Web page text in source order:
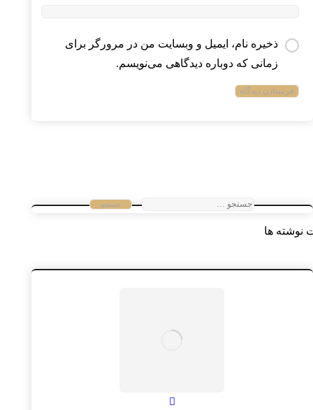
ذخیره نام، ایمیل و وبسایت من در مرورگر برای
زمانی که دوباره دیدگاهی می‌نویسم.
نوشته ها